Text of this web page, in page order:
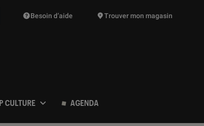
Des suggestions de produits vont vous être proposées
Besoin d’aide Trouver mon magasin
CULTURE AGENDA